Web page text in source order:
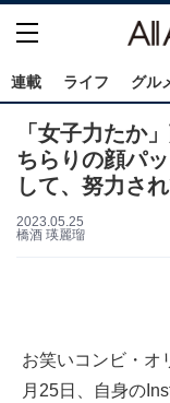
連載 ライフ グル
「女子力たか
ちらりの顔パ
して、努力され
2023.05.25
橋酒 瑛麗瑠
お笑いコンビ・オ
月25日、自身の